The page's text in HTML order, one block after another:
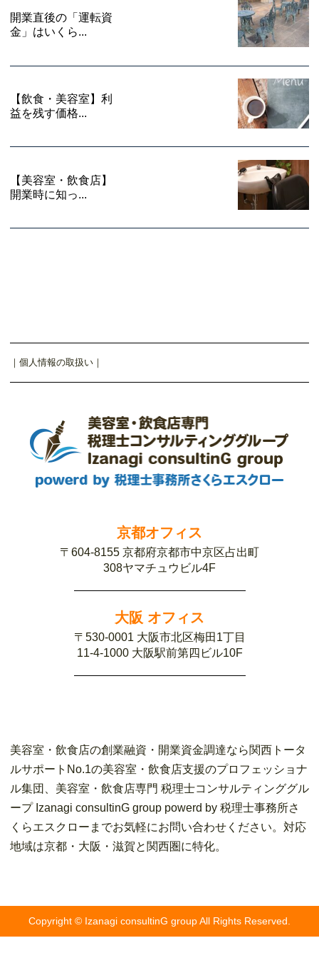
開業直後の「運転資
金」はいくら...
【飲食・美容室】利
益を残す価格...
【美容室・飲食店】
開業時に知っ...
｜ 個人情報の取扱い ｜
京都オフィス
〒604-8155 京都府京都市中京区占出町
308ヤマチュウビル4F
大阪 オフィス
〒530-0001 大阪市北区梅田1丁目
11-4-1000 大阪駅前第四ビル10F
美容室・飲食店の創業融資・開業資金調達なら関西トータ
ルサポートNo.1の美容室・飲食店支援のプロフェッショナ
ル集団、美容室・飲食店専門 税理士コンサルティンググル
ープ Izanagi consultinG group powerd by 税理士事務所さ
くらエスクローまでお気軽にお問い合わせください。対応
地域は京都・大阪・滋賀と関西圏に特化。
Copyright © Izanagi consultinG group All Rights Reserved.